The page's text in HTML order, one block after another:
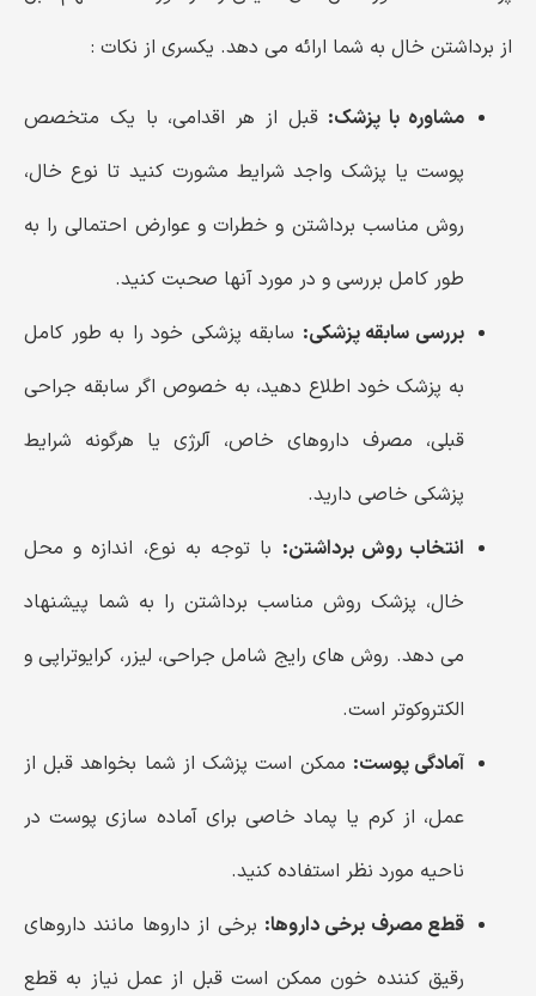
از برداشتن خال به شما ارائه می دهد. یکسری از نکات :
مشاوره با پزشک: قبل از هر اقدامی، با یک متخصص
پوست یا پزشک واجد شرایط مشورت کنید تا نوع خال،
روش مناسب برداشتن و خطرات و عوارض احتمالی را به
طور کامل بررسی و در مورد آنها صحبت کنید.
بررسی سابقه پزشکی: سابقه پزشکی خود را به طور کامل
به پزشک خود اطلاع دهید، به خصوص اگر سابقه جراحی
قبلی، مصرف داروهای خاص، آلرژی یا هرگونه شرایط
پزشکی خاصی دارید.
انتخاب روش برداشتن: با توجه به نوع، اندازه و محل
خال، پزشک روش مناسب برداشتن را به شما پیشنهاد
می دهد. روش های رایج شامل جراحی، لیزر، کرایوتراپی و
الکتروکوتر است.
آمادگی پوست: ممکن است پزشک از شما بخواهد قبل از
عمل، از کرم یا پماد خاصی برای آماده سازی پوست در
ناحیه مورد نظر استفاده کنید.
قطع مصرف برخی داروها: برخی از داروها مانند داروهای
رقیق کننده خون ممکن است قبل از عمل نیاز به قطع